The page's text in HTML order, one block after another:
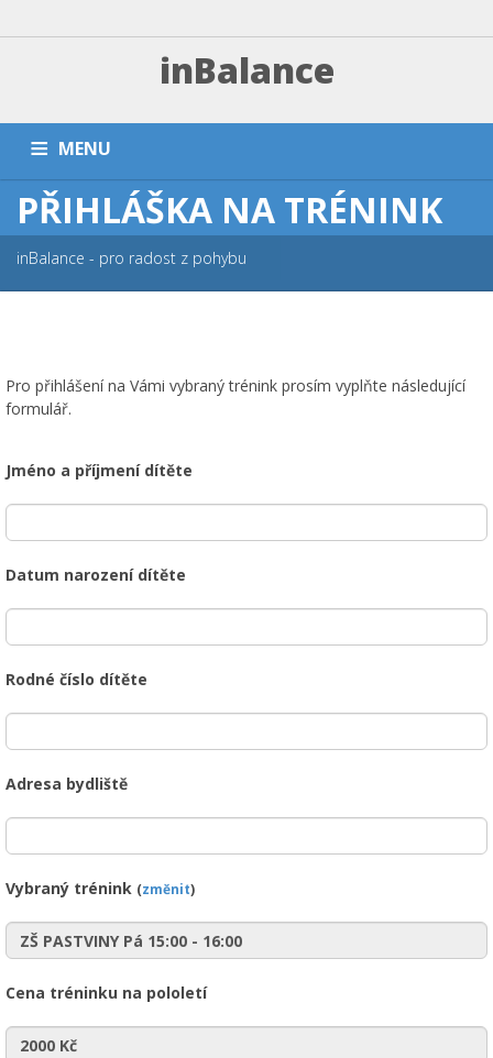
inBalance
MENU
DOMŮ TRÉNINKY A PLATBA ZÁVODNÍ SEKCE
PŘÍMĚŠŤÁKY A KEMPY NÁRAMKY
PŘIHLÁŠKA NA TRÉNINK
inBalance - pro radost z pohybu
Pro přihlášení na Vámi vybraný trénink prosím vyplňte následující
formulář.
Jméno a příjmení dítěte
Datum narození dítěte
Rodné číslo dítěte
Adresa bydliště
Vybraný trénink (změnit)
Cena tréninku na pololetí